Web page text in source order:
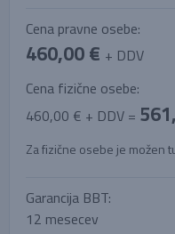
Cena pravne osebe:
460,00 € + DDV
Cena fizične osebe:
460,00 € + DDV =
Za fizične osebe je možen
Garancija BBT:
12 mesecev